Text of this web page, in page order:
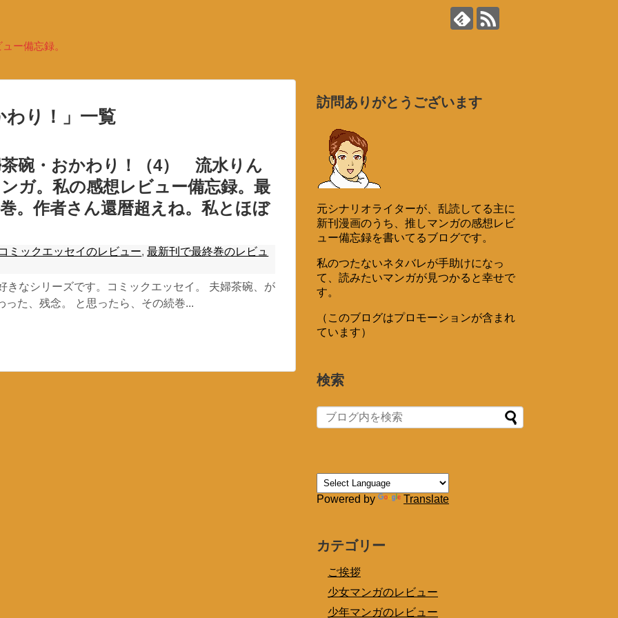
ー備忘録。
り！ 」 一覧
碗・おかわり！（4） 流水りん
ガ。私の感想レビュー備忘録。最
。作者さん還暦超えね。私とほぼ
コミックエッセイのレビュー,最新刊で最終巻のレビュ
きなシリーズです。コミックエッセイ。 夫婦茶碗、が
った、残念。 と思ったら、その続巻...
訪問ありがとうございます
元シナリオライターが、乱読してる主に
新刊漫画のうち、推しマンガの感想レビ
ュー備忘録を書いてるブログです。
私のつたないネタバレが手助けになっ
て、読みたいマンガが見つかると幸せで
す。
（このブログはプロモーションが含まれ
ています）
検索
Powered by Translate
カテゴリー
ご挨拶
少女マンガのレビュー
少年マンガのレビュー